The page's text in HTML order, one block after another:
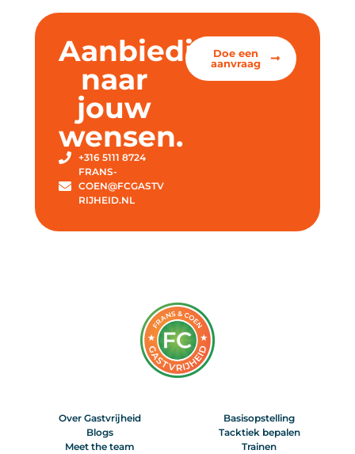
Aanbieding
naar
jouw
wensen.
+316 5111 8724
FRANS-
COEN@FCGASTV
RIJHEID.NL
Doe een
aanvraag
Over Gastvrijheid
Blogs
Meet the team
Basisopstelling
Tacktiek bepalen
Trainen